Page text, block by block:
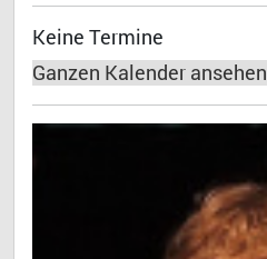
Keine Termine
Ganzen Kalender ansehen